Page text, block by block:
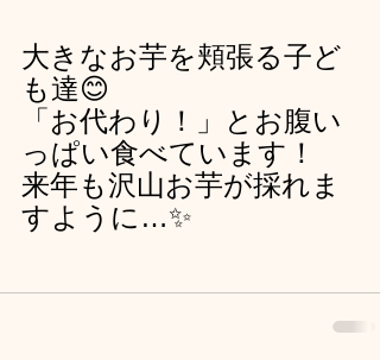
大きなお芋を頬張る子ど
も達😊
「お代わり！」とお腹い
っぱい食べています！
来年も沢山お芋が採れま
すように…✨